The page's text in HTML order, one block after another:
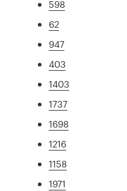
598
62
947
403
1403
1737
1698
1216
1158
1971